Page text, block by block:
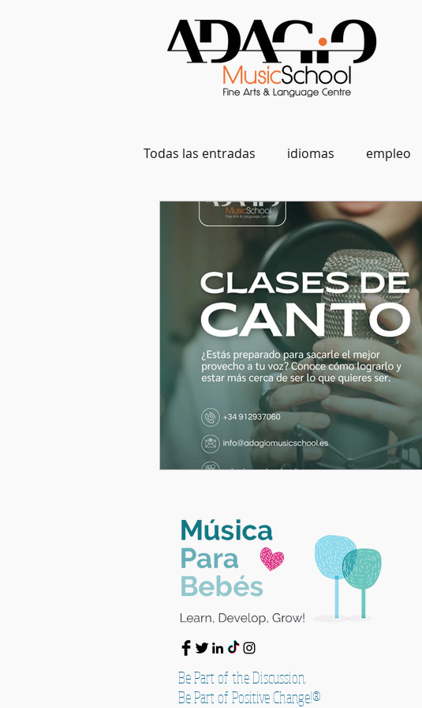
Todas las entradas idiomas empleo
Be Part of the Discussion,
Be Part of Positive Change!®